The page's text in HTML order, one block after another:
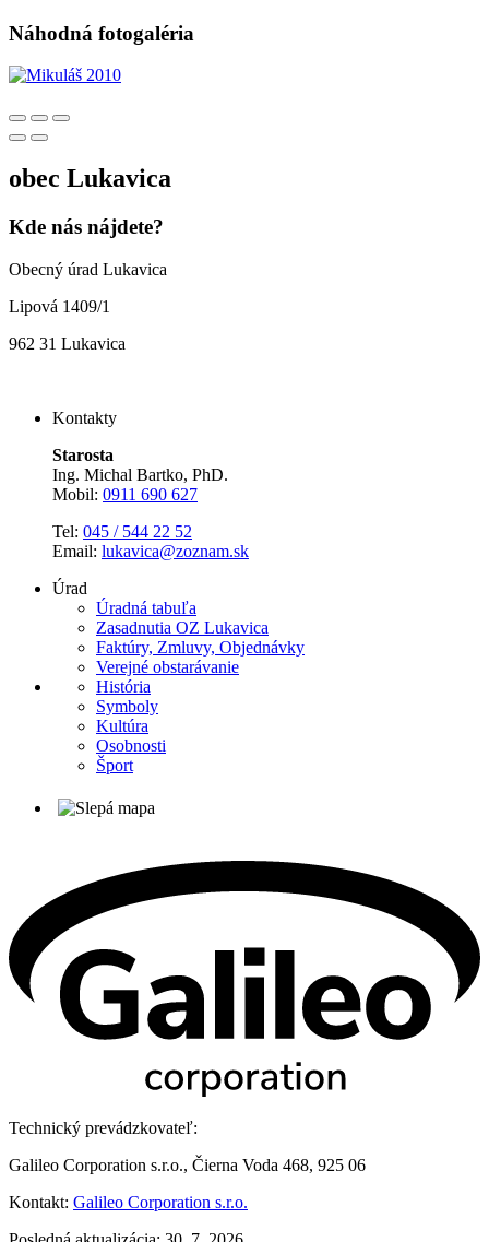
Náhodná fotogaléria
obec Lukavica
Kde nás nájdete?
Obecný úrad Lukavica
Lipová 1409/1
962 31 Lukavica
Kontakty
Starosta
Ing. Michal Bartko, PhD.
Mobil: 0911 690 627
Tel: 045 / 544 22 52
Email: lukavica@zoznam.sk
Úrad
Úradná tabuľa
Zasadnutia OZ Lukavica
Faktúry, Zmluvy, Objednávky
Verejné obstarávanie
História
Symboly
Kultúra
Osobnosti
Šport
Technický prevádzkovateľ:
Galileo Corporation s.r.o., Čierna Voda 468, 925 06
Kontakt: Galileo Corporation s.r.o.